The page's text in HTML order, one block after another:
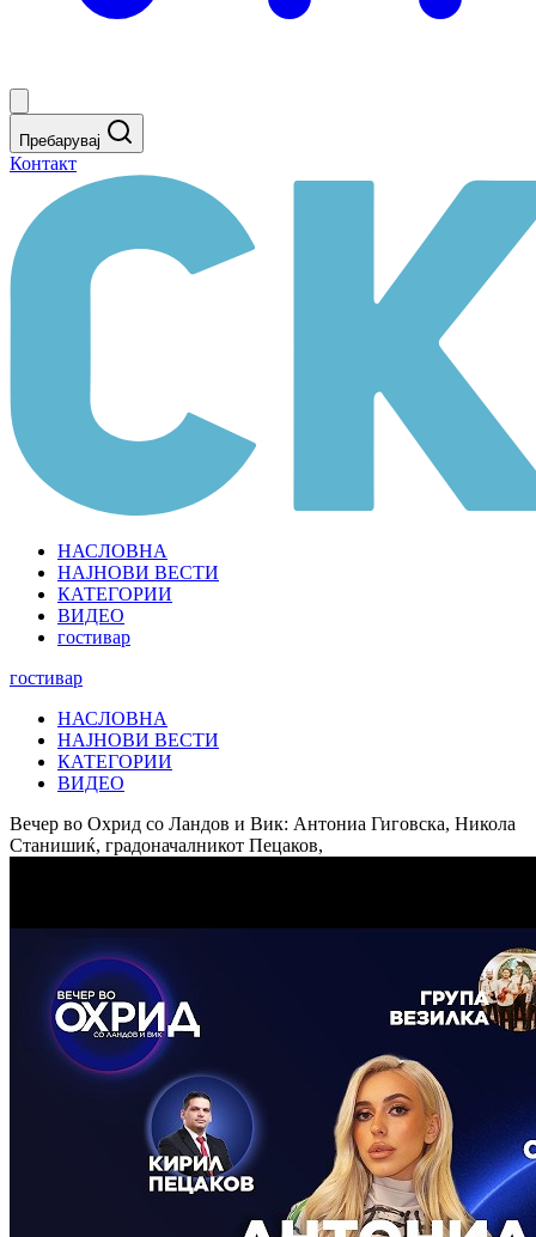
Пребарувај
Контакт
НАСЛОВНА
НАЈНОВИ ВЕСТИ
КАТЕГОРИИ
ВИДЕО
гостивар
гостивар
НАСЛОВНА
НАЈНОВИ ВЕСТИ
КАТЕГОРИИ
ВИДЕО
Вечер во Охрид со Ландов и Вик: Антониа Гиговска, Никола
Станишиќ, градоначалникот Пецаков,